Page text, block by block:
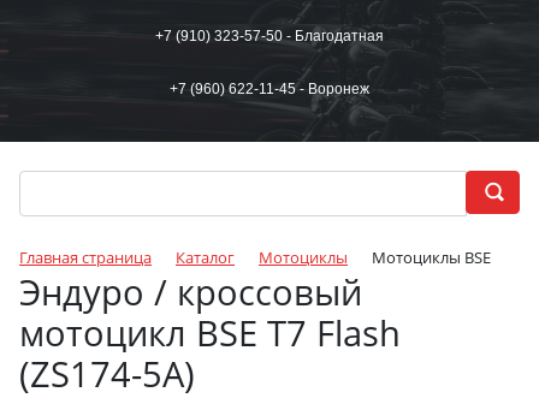
+7 (910) 323-57-50 - Благодатная
+7 (960) 622-11-45 - Воронеж
Главная страница Каталог Мотоциклы Мотоциклы BSE
Эндуро / кроссовый
мотоцикл BSE T7 Flash
(ZS174-5А)